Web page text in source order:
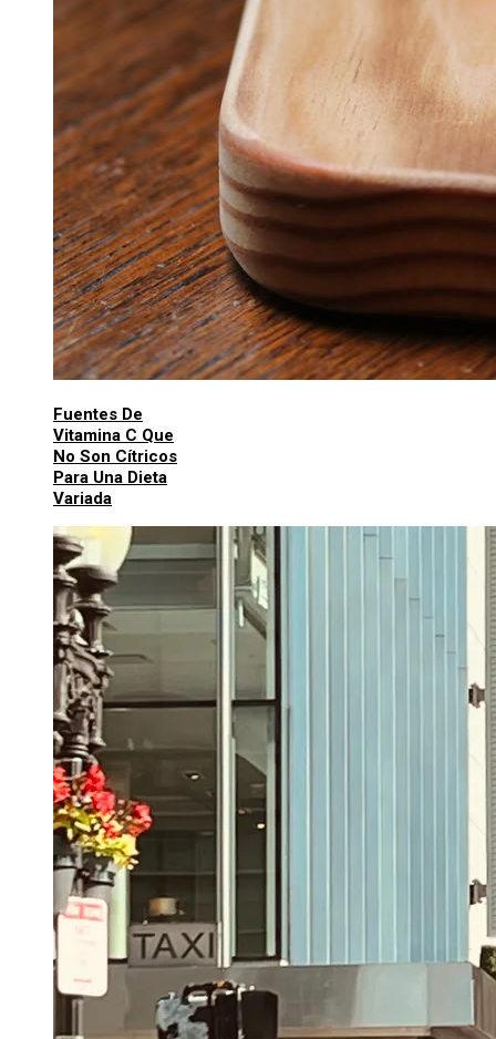
Fuentes De
Vitamina C Que
No Son Cítricos
Para Una Dieta
Variada